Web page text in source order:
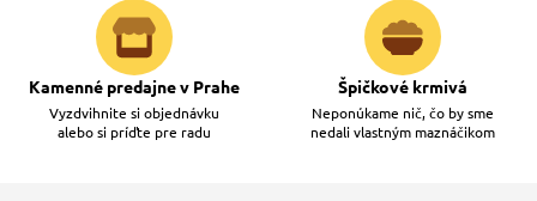
Kamenné predajne v Prahe
Vyzdvihnite si objednávku
alebo si príďte pre radu
Špičkové krmivá
Neponúkame nič, čo by sme
nedali vlastným maznáčikom